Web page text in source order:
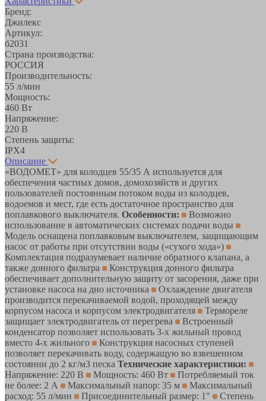
Бренд:
Джилекс
Артикул:
б2031
Страна производства:
РОССИЯ
Производительность:
55 л/мин
Мощность:
460 Вт
Напряжение:
220 В
Степень защиты:
IPX4
Описание
«ВОДОМЕТ» для колодцев 55/35 А используется для
обеспечения частных домов, домохозяйств и других
пользователей постоянным потоком воды из колодцев,
водоемов и мест, где есть достаточное пространство для
поплавкового выключателя. Особенности:
Возможно
использование в автоматических системах подачи воды
Модель оснащена поплавковым выключателем, защищающим
насос от работы при отсутствии воды («сухого хода»)
Комплектация подразумевает наличие обратного клапана, а
также донного фильтра
Конструкция донного фильтра
обеспечивает дополнительную защиту от засорения, даже при
установке насоса на дно источника
Охлаждение двигателя
производится перекачиваемой водой, проходящей между
корпусом насоса и корпусом электродвигателя
Термореле
защищает электродвигатель от перегрева
Встроенный
конденсатор позволяет использовать 3-х жильный провод
вместо 4-х жильного
Конструкция насосных ступеней
позволяет перекачивать воду, содержащую во взвешенном
состоянии до 2 кг/м3 песка Технические характеристики:
Напряжение: 220 В
Мощность: 460 Вт
Потребляемый ток
не более: 2 А
Максимальный напор: 35 м
Максимальный
расход: 55 л/мин
Присоединительный размер: 1"
Степень